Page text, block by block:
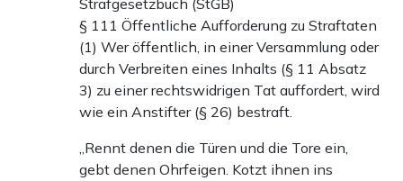
Strafgesetzbuch (StGB)
§ 111 Öffentliche Aufforderung zu Straftaten
(1) Wer öffentlich, in einer Versammlung oder
durch Verbreiten eines Inhalts (§ 11 Absatz
3) zu einer rechtswidrigen Tat auffordert, wird
wie ein Anstifter (§ 26) bestraft.
„Rennt denen die Türen und die Tore ein,
gebt denen Ohrfeigen. Kotzt ihnen ins